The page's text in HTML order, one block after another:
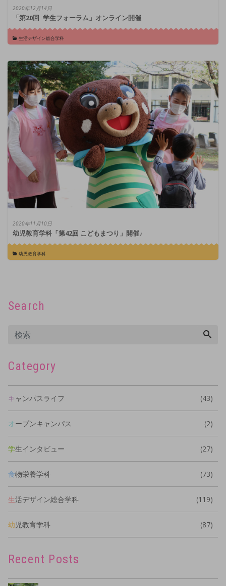
2020年12月14日
「第20回 学生フォーラム」オンライン開催
生活デザイン総合学科
2020年11月10日
幼児教育学科「第42回 こどもまつり」開催♪
幼児教育学科
Search
Category
キャンパスライフ (43)
オープンキャンパス (2)
学生インタビュー (27)
食物栄養学科 (73)
生活デザイン総合学科 (119)
幼児教育学科 (87)
Recent Posts